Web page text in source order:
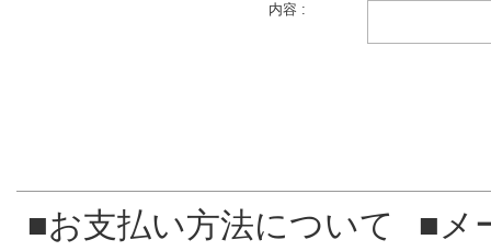
内容 :
■お支払い方法について
■メ